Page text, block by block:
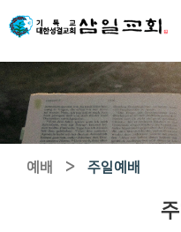
예배 > 주일예배